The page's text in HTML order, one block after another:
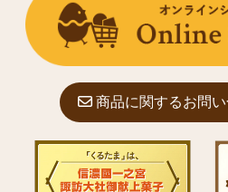
商品に関するお問